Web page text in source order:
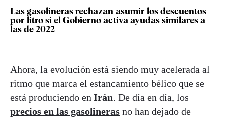
Las gasolineras rechazan asumir los descuentos
por litro si el Gobierno activa ayudas similares a
las de 2022
Ahora, la evolución está siendo muy acelerada al
ritmo que marca el estancamiento bélico que se
está produciendo en Irán. De día en día, los
precios en las gasolineras no han dejado de